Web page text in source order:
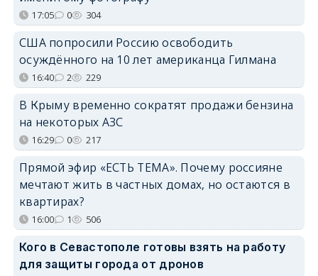
17:05 0 304
США попросили Россию освободить
осуждённого на 10 лет американца Гилмана
16:40 2 229
В Крыму временно сократят продажи бензина
на некоторых АЗС
16:29 0 217
Прямой эфир «ЕСТЬ ТЕМА». Почему россияне
мечтают жить в частных домах, но остаются в
квартирах?
16:00 1 506
Кого в Севастополе готовы взять на работу
для защиты города от дронов